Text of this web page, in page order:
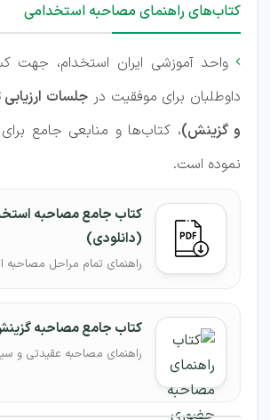
کتاب‌های راهنمای مصاحبه استخدامی
 واحد آموزشی ایران استخدام، جهت
داوطلبان برای موفقیت در جلسات
و گزینش)، کتاب‌ها و منابعی جامع برای
نموده است.
کتاب جامع مصاحبه
(دانلودی)
راهنمای تمام مراحل مصاحبه
کتاب جامع مصاحبه
راهنمای مصاحبه عقیدتی و